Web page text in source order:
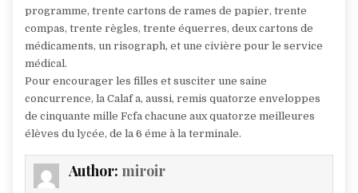
programme, trente cartons de rames de papier, trente
compas, trente règles, trente équerres, deux cartons de
médicaments, un risograph, et une civière pour le service
médical.
Pour encourager les filles et susciter une saine
concurrence, la Calaf a, aussi, remis quatorze enveloppes
de cinquante mille Fcfa chacune aux quatorze meilleures
élèves du lycée, de la 6 éme à la terminale.
Author: miroir